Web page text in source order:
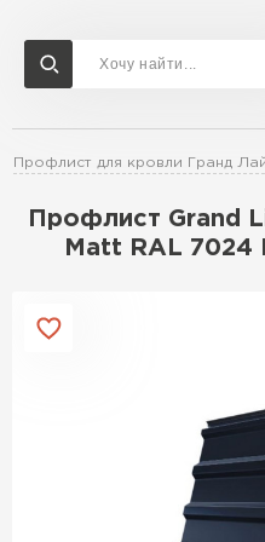
Профлист для кровли Гранд
Профлист Grand
Matt RAL
Доставка и оплата
Перейти в каталог